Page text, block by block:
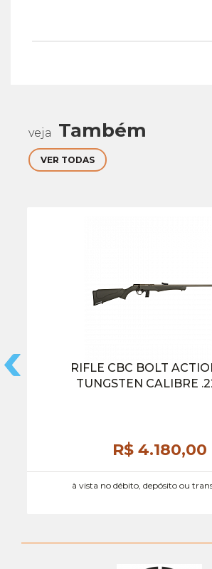
veja Também
VER TODAS
RIFLE CBC BOLT
TUNGSTEN CALIBRE
R$ 4.180,00
à vista no débito, depósito ou